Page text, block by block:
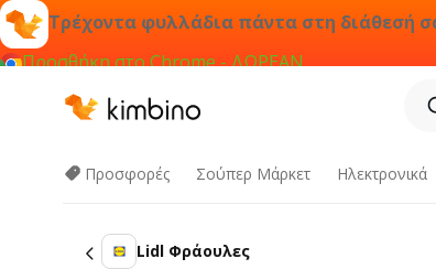
Τρέχοντα φυλλάδια πάντα στη διάθεσή
Προσθήκη στο Chrome - ΔΩΡΕΑΝ
Προσφορές Σούπερ Μάρκετ Hλεκτρονικά
Lidl Φράουλες